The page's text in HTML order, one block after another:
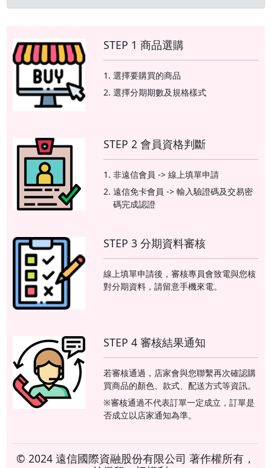
STEP 1 商品選購
選擇要購買的商品
選擇分期期數及規格樣式
STEP 2 會員資格判斷
非遠信會員 -> 線上填單申請
遠信免卡會員 -> 輸入驗證碼及交易密
碼完成認證
STEP 3 分期資料審核
線上填單申請後，審核專員會致電與您核
對分期資料，請留意手機來電。
STEP 4 審核結果通知
若審核通過，店家會與您聯繫再次確認購
買商品的顏色、款式、配送方式等資訊。
※審核通過不代表訂單一定成立，訂單是
否成立以店家通知為準。
© 2024 遠信國際資融股份有限公司 著作權所有，